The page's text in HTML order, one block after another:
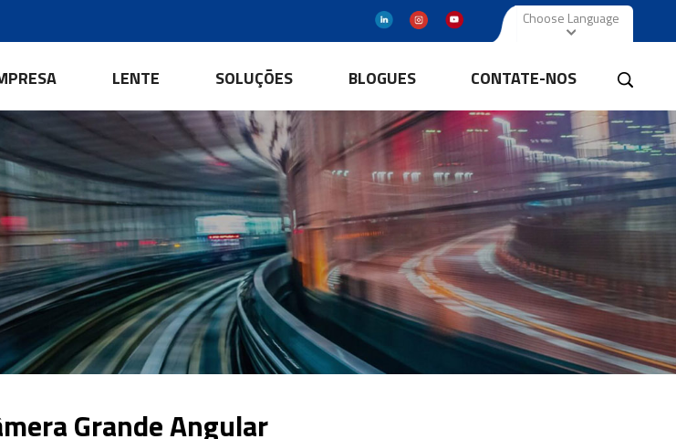
Choose Language
LENTE SOLUÇÕES BLOGUES CONTATE-NOS
Grande Angular